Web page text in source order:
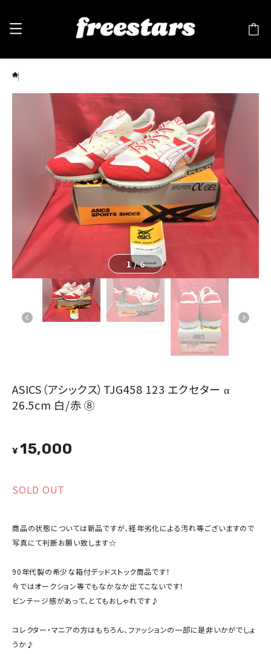
1/6
ASICS（アシックス）TJG458 123 エクセター α
26.5cm 白/赤 ⑧
¥15,000
SOLD OUT
商品の状態については新品ですが、経年劣化による汚れ等ございますので
写真にて判断お願い致します☆
90年代製の希少な箱付デッドストック商品です！
今ではオークション等でもなかなか出てこないです！
ビンテージ感があって、とてもおしゃれです♪
コレクター・マニアの方はもちろん、ファッションの一部に是非いかがでしょ
うか♪